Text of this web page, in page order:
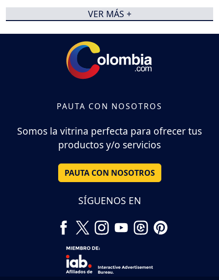
VER MÁS +
PAUTA CON NOSOTROS
Somos la vitrina perfecta para ofrecer tus
productos y/o servicios
PAUTA CON NOSOTROS
SÍGUENOS EN